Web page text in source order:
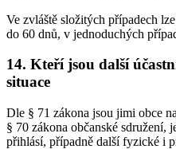
Ve zvláště složitých případech
do 60 dnů, v jednoduchých
14. Kteří jsou další
situace
Dle § 71 zákona jsou jimi obce
§ 70 zákona občanské sdružení,
přihlásí, případně další fyzické i